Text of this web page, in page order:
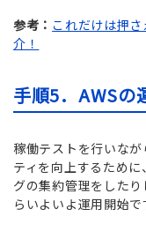
参考： これだけは押
介！
手順5．AWSの
稼働テストを行いな
ティを向上するため
グの集約管理をした
らいよいよ運用開始で